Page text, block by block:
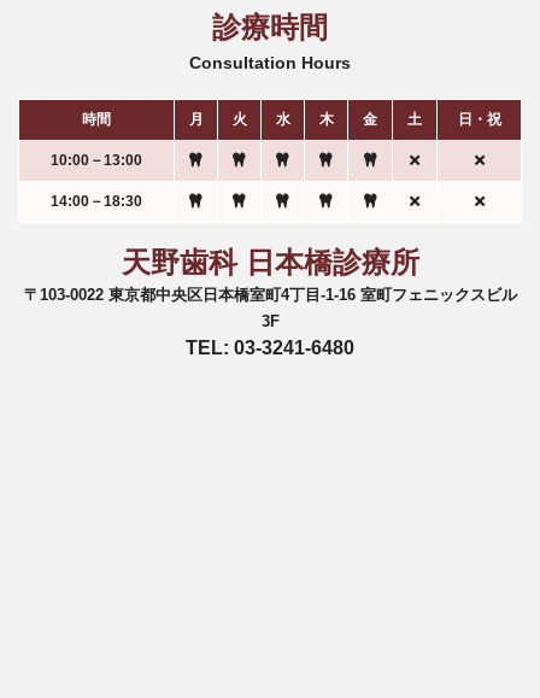
診療時間
Consultation Hours
時間 月 火 水 木 金 土 日・祝
10:00－13:00
14:00－18:30
天野歯科 日本橋診療所
〒103-0022 東京都中央区日本橋室町4丁目-1-16 室町フェニックスビル
3F
TEL: 03-3241-6480